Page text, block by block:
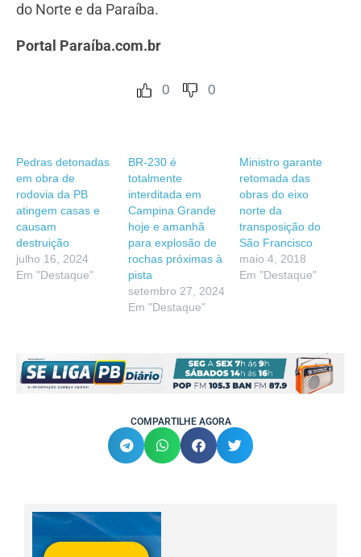
do Norte e da Paraíba.
Portal Paraíba.com.br
0 0
Pedras detonadas
em obra de
rodovia da PB
atingem casas e
causam
destruição
julho 16, 2024
Em "Destaque"
BR-230 é
totalmente
interditada em
Campina Grande
hoje e amanhã
para explosão de
rochas próximas à
pista
setembro 27, 2024
Em "Destaque"
Ministro garante
retomada das
obras do eixo
norte da
transposição do
São Francisco
maio 4, 2018
Em "Destaque"
COMPARTILHE AGORA